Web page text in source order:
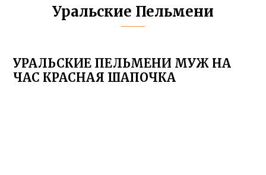
Уральские Пельмени
УРАЛЬСКИЕ ПЕЛЬМЕНИ МУЖ НА
ЧАС КРАСНАЯ ШАПОЧКА